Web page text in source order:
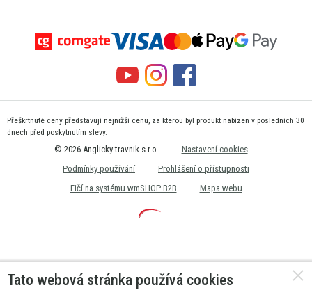
Přeškrtnuté ceny představují nejnižší cenu, za kterou byl produkt nabízen v posledních 30
dnech před poskytnutím slevy.
© 2026 Anglicky-travnik s.r.o.
Nastavení cookies
Podmínky používání
Prohlášení o přístupnosti
Fičí na systému wmSHOP B2B
Mapa webu
Tato webová stránka používá cookies